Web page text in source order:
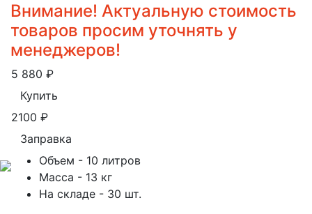
Внимание! Актуальную стоимость
товаров просим уточнять у
менеджеров!
5 880 ₽
Купить
2100 ₽
Заправка
Объем - 10 литров
Масса - 13 кг
На складе - 30 шт.